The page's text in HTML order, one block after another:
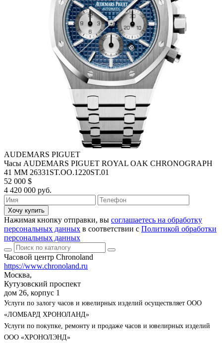
AUDEMARS PIGUET
Часы AUDEMARS PIGUET ROYAL OAK CHRONOGRAPH
41 MM 26331ST.OO.1220ST.01
52 000 $
4 420 000 руб.
Хочу купить
Нажимая кнопку отправки, вы соглашаетесь на обработку
персональных данных в соответствии с Политикой обработки
персональных данных
Часовой центр Chronoland
https://www.chronoland.ru
Москва,
Кутузовский проспект
дом 26, корпус 1
Услуги по залогу часов и ювелирных изделий осуществляет ООО
«ЛОМБАРД ХРОНОЛАНД»
Услуги по покупке, ремонту и продаже часов и ювелирных изделий
ООО «ХРОНОЛЭНД»